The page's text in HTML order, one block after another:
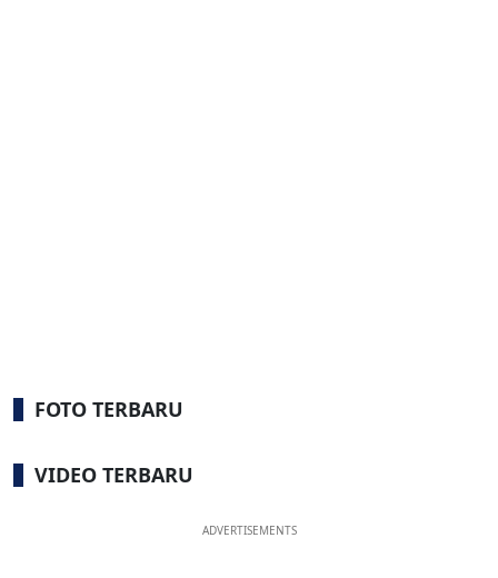
FOTO TERBARU
VIDEO TERBARU
ADVERTISEMENTS